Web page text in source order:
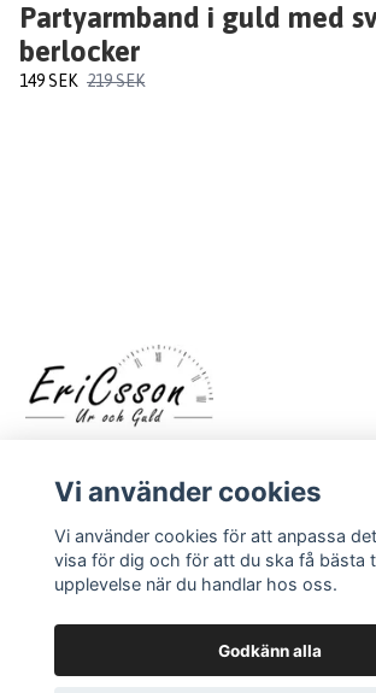
Partyarmband i guld med
berlocker
149 SEK 219 SEK
LÄS MER
Kontakt
Om oss
Vi använder cookies
Vi använder cookies för att anpassa
visa för dig och för att du ska få bästa
upplevelse när du handlar hos oss.
Godkänn alla